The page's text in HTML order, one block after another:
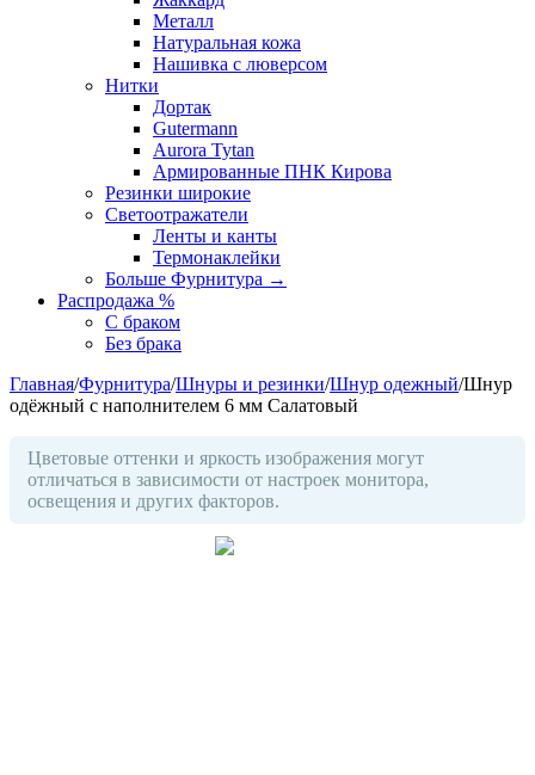
Металл
Натуральная кожа
Нашивка с люверсом
Нитки
Дортак
Gutermann
Aurora Tytan
Армированные ПНК Кирова
Резинки широкие
Светоотражатели
Ленты и канты
Термонаклейки
Больше Фурнитура →
Распродажа %
С браком
Без брака
Главная/Фурнитура/Шнуры и резинки/Шнур одежный/Шнур
одёжный с наполнителем 6 мм Салатовый
Цветовые оттенки и яркость изображения могут
отличаться в зависимости от настроек монитора,
освещения и других факторов.